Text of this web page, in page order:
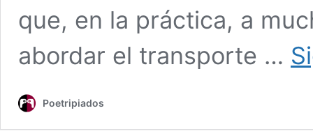
que, en la práctica, a
abordar el transporte …
Poetripiados